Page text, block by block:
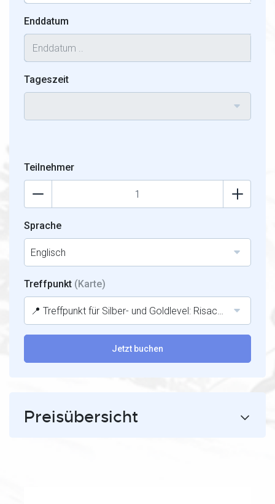
Enddatum
Tageszeit
Teilnehmer
Sprache
Englisch
Treffpunkt (Karte)
📍 Treffpunkt für Silber- und Goldlevel: Risaccia – 37
Jetzt buchen
Preisübersicht